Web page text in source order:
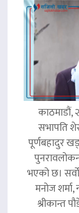
काठमाडौं,
सभापति
पूर्णबहादुर
भएको छ।
मनोज
श्रीकान्त